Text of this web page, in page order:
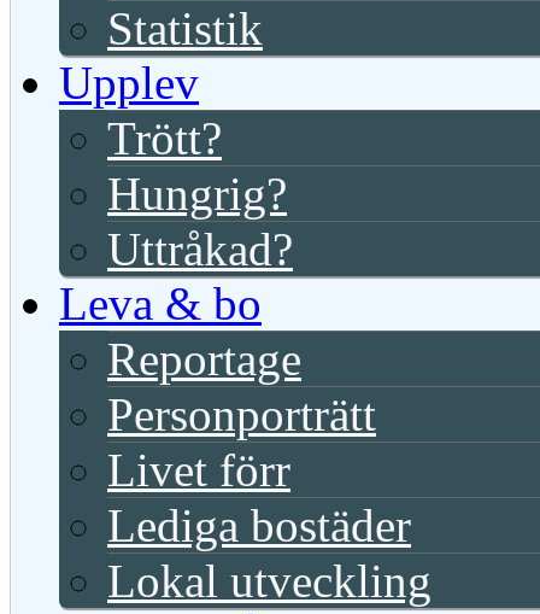
Statistik
Upplev
Trött?
Hungrig?
Uttråkad?
Leva & bo
Reportage
Personporträtt
Livet förr
Lediga bostäder
Lokal utveckling